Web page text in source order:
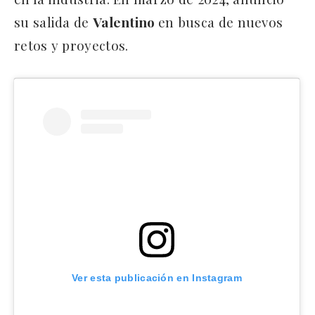
su salida de Valentino en busca de nuevos
retos y proyectos.
Ver esta publicación en Instagram